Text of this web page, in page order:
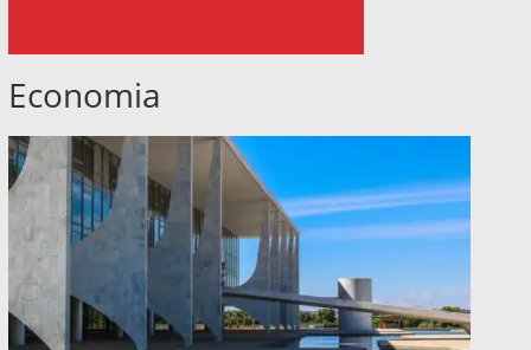
Economia